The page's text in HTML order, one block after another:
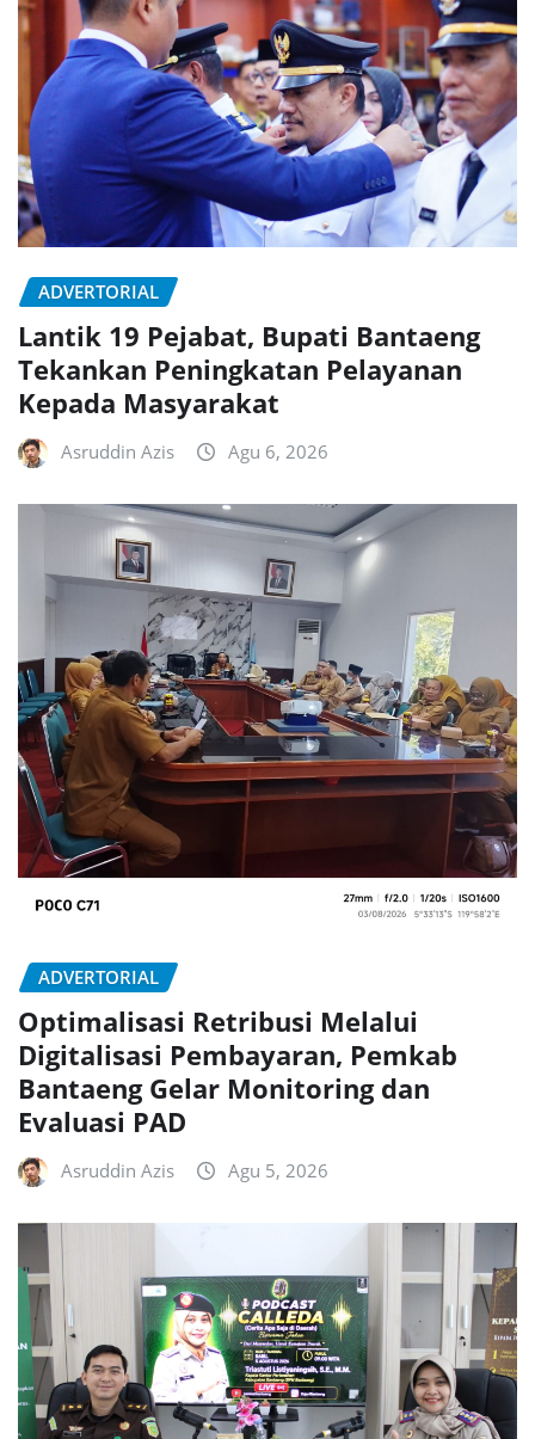
ADVERTORIAL
Lantik 19 Pejabat, Bupati Bantaeng
Tekankan Peningkatan Pelayanan
Kepada Masyarakat
Asruddin Azis Agu 6, 2026
ADVERTORIAL
Optimalisasi Retribusi Melalui
Digitalisasi Pembayaran, Pemkab
Bantaeng Gelar Monitoring dan
Evaluasi PAD
Asruddin Azis Agu 5, 2026